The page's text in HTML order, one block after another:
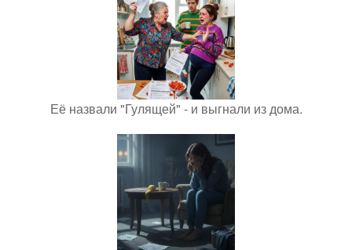
Её назвали "Гулящей" - и выгнали из дома.